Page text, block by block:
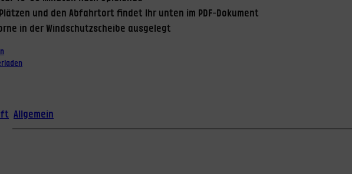
und den Abfahrtort findet Ihr unten im PDF-Dokument
in der Windschutzscheibe ausgelegt
Allgemein